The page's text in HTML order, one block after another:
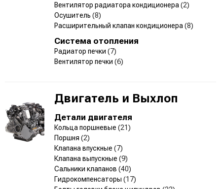
Вентилятор радиатора кондиционера (2)
Осушитель (8)
Расширительный клапан кондиционера (8)
Система отопления
Радиатор печки (7)
Вентилятор печки (6)
Двигатель и Выхлоп
Детали двигателя
Кольца поршневые (21)
Поршня (2)
Клапана впускные (7)
Клапана выпускные (9)
Сальники клапанов (40)
Гидрокомпенсаторы (17)